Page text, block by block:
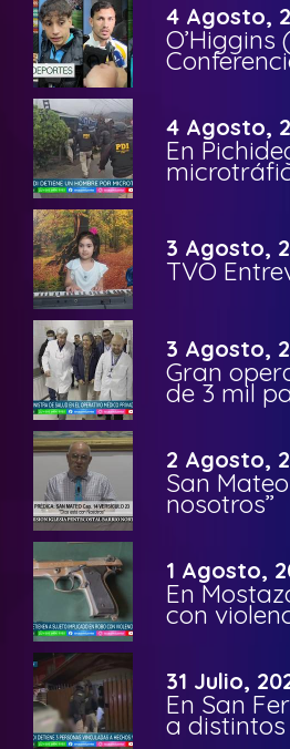
4 Agosto,
4 Agosto,
En
3 Agosto,
TVO
3 Agosto,
Gran
de 3 mil
2 Agosto,
San
nosotros”
1 Agosto,
En
con
31 Julio,
En San
a